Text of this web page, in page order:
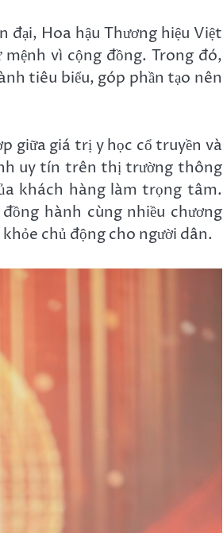
Hoa hậu Thương hiệu Việt
vì cộng đồng. Trong đó,
tiêu biểu, góp phần tạo nên
giữa giá trị y học cổ truyền và
uy tín trên thị trường thông
khách hàng làm trọng tâm.
hành cùng nhiều chương
chủ động cho người dân.